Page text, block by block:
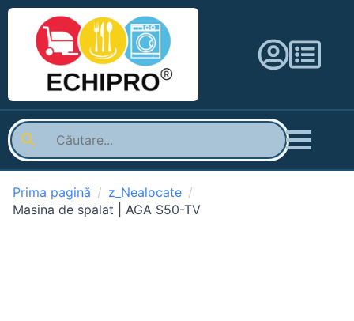
Prima pagină
z_Nealocate
Masina de spalat | AGA S50-TV